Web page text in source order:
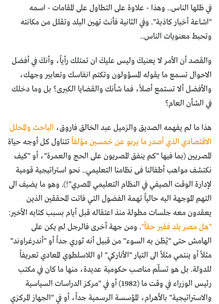
في ظلها الناس.. وهذا - علاوة على التطاول على المقامات - اسمه
"اشاعة أخبار كاذبة". وفي الثانية فأنتَ تهين البلد وتقلل من مكانته
وتحبط معنويات الناس..
والقصد أن الأمر لا يعنيكَ وليس عليكَ ان تمتلك رأياً، وأنكَ في أفضل
الاحوال تسمع ما يقوله المسؤولون وتكتم انفاسك وتعابير وجهك،
والأفضل ألا تستمع أصلاً، فما شأنك والقضايا الكبرى؟ بل وما دخلك
في الشأن العام؟
هذا ما لم يفهمه الصديق والزميل عبد الخالق فاروق، الباحث والمحلل
الاقتصادي الذي أصدر ما يربو عن خمسين مؤلفاً تتناول كل أوجه حياة
المصريين (بما فيها "كم ينفق المصريون على الحج والعمرة"، أو "كيف
نكتشف مواهب أطفالنا فى نظامنا التعليمي.. نحو استراتيجية قومية
لإدارة الوقت الصيفي في النظام التعليمي المصري"!). وهو ما يضيف الى
التهم الموجهة اليه حالياً تهمة الفضول التي فاتت المحققين الذين
يعقدون معه جلسات مطولة منذ اعتقاله قبل أيام بسبب كتابه الأخير:
"هل مصر بلد فقير حقاً". ومن جهة أخرى فالرجل لم يكن على
الهامش حتى "يُظن به السوء" من قبيل أنه ثوري جداً أو "أندرغراوند"
مثلاً أو ينتمي مثلاً الى التيار "الأناركي" او اللاسلطوي المعادي تعريفاً
للدولة. بل هو تسلّم مناصب حكومية عديدة، منها ما كان في مكتب
رئيس الوزراء في وقت ما (1982) أو في "مركز الدراسات السياسية
والاستراتيجية" بالأهرام، المؤسسة الرسمية جداً، أو في "الجهاز المركزي